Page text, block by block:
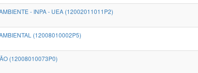
- INPA - UEA (12002011011P2)
(12008010002P5)
(12008010073P0)